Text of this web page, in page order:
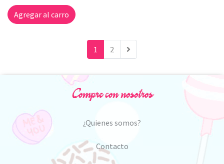
Agregar al carro
1 2
Compre con nosotros
¿Quienes somos?
Contacto